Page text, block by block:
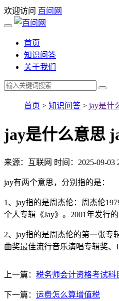
欢迎访问 百问网
首页
知识问答
关于我们
首页 > 知识问答 > jay是什
jay是什么意思
来源：互联网 时间：2025-09-03
jay有两个意思，分别指的是：
1、jay指的是周杰伦：周杰伦
个人专辑《Jay》。2001年发行
2、jay指的是周杰伦的第一张专
曲奖最佳流行音乐演唱专辑奖、
上一篇： 税务师会计资格考试科
下一篇： 运费怎么算增值税